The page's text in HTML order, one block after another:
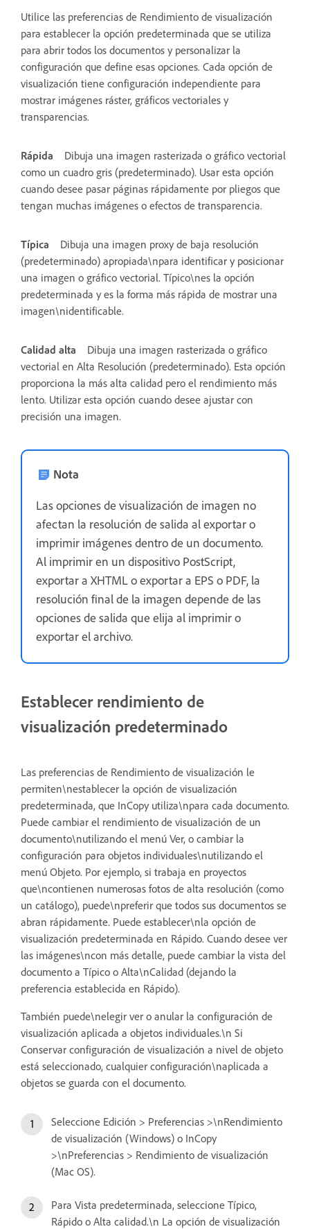
Utilice las preferencias de Rendimiento de visualización
para establecer la opción predeterminada que se utiliza
para abrir todos los documentos y personalizar la
configuración que define esas opciones. Cada opción de
visualización tiene configuración independiente para
mostrar imágenes ráster, gráficos vectoriales y
transparencias.
Rápida
Dibuja una imagen rasterizada o gráfico vectorial
como un cuadro gris (predeterminado). Usar esta opción
cuando desee pasar páginas rápidamente por pliegos que
tengan muchas imágenes o efectos de transparencia.
Típica
Dibuja una imagen proxy de baja resolución
(predeterminado) apropiada\npara identificar y posicionar
una imagen o gráfico vectorial. Típico\nes la opción
predeterminada y es la forma más rápida de mostrar una
imagen\nidentificable.
Calidad alta
Dibuja una imagen rasterizada o gráfico
vectorial en Alta Resolución (predeterminado). Esta opción
proporciona la más alta calidad pero el rendimiento más
lento. Utilizar esta opción cuando desee ajustar con
precisión una imagen.
Nota
Las opciones de visualización de imagen no
afectan la resolución de salida al exportar o
imprimir imágenes dentro de un documento.
Al imprimir en un dispositivo PostScript,
exportar a XHTML o exportar a EPS o PDF, la
resolución final de la imagen depende de las
opciones de salida que elija al imprimir o
exportar el archivo.
Establecer rendimiento de
visualización predeterminado
Las preferencias de Rendimiento de visualización le
permiten\nestablecer la opción de visualización
predeterminada, que InCopy utiliza\npara cada documento.
Puede cambiar el rendimiento de visualización de un
documento\nutilizando el menú Ver, o cambiar la
configuración para objetos individuales\nutilizando el
menú Objeto. Por ejemplo, si trabaja en proyectos
que\ncontienen numerosas fotos de alta resolución (como
un catálogo), puede\npreferir que todos sus documentos se
abran rápidamente. Puede establecer\nla opción de
visualización predeterminada en Rápido. Cuando desee ver
las imágenes\ncon más detalle, puede cambiar la vista del
documento a Típico o Alta\nCalidad (dejando la
preferencia establecida en Rápido).
También puede\nelegir ver o anular la configuración de
visualización aplicada a objetos individuales.\n Si
Conservar configuración de visualización a nivel de objeto
está seleccionado, cualquier configuración\naplicada a
objetos se guarda con el documento.
Seleccione Edición > Preferencias >\nRendimiento
de visualización (Windows) o InCopy
>\nPreferencias > Rendimiento de visualización
(Mac OS).
Para Vista predeterminada, seleccione Típico,
Rápido o Alta calidad.\n La opción de visualización